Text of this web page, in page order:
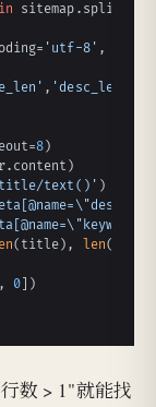
in sitemap.split(
'utf-8' ,
, 'desc_len'
8)
text()' )
(title), len
0
数 > 1"就能找